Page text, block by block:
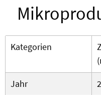
Kategorien
Jahr